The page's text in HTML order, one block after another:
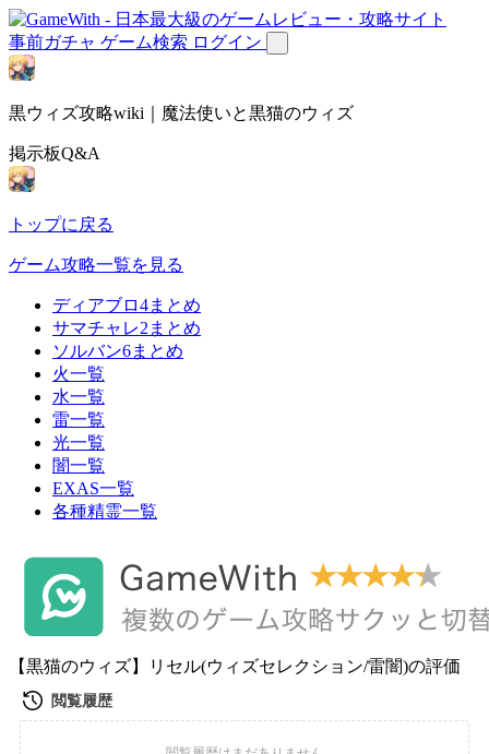
事前ガチャ ゲーム検索 ログイン
黒ウィズ攻略wiki｜魔法使いと黒猫のウィズ
掲示板Q&A
トップに戻る
ゲーム攻略一覧を見る
ディアブロ4まとめ
サマチャレ2まとめ
ソルバン6まとめ
火一覧
水一覧
雷一覧
光一覧
闇一覧
EXAS一覧
各種精霊一覧
【黒猫のウィズ】リセル(ウィズセレクション/雷闇)の評価